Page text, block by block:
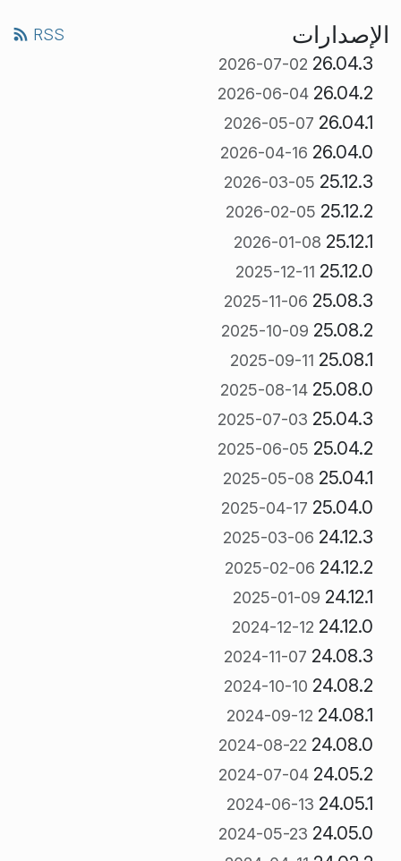
الإصدارات RSS
26.04.3
2026-07-02
26.04.2
2026-06-04
26.04.1
2026-05-07
26.04.0
2026-04-16
25.12.3
2026-03-05
25.12.2
2026-02-05
25.12.1
2026-01-08
25.12.0
2025-12-11
25.08.3
2025-11-06
25.08.2
2025-10-09
25.08.1
2025-09-11
25.08.0
2025-08-14
25.04.3
2025-07-03
25.04.2
2025-06-05
25.04.1
2025-05-08
25.04.0
2025-04-17
24.12.3
2025-03-06
24.12.2
2025-02-06
24.12.1
2025-01-09
24.12.0
2024-12-12
24.08.3
2024-11-07
24.08.2
2024-10-10
24.08.1
2024-09-12
24.08.0
2024-08-22
24.05.2
2024-07-04
24.05.1
2024-06-13
24.05.0
2024-05-23